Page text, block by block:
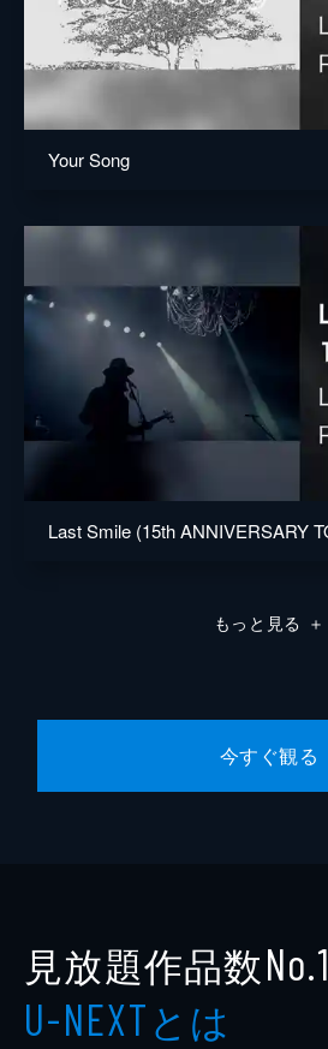
Your Song
もっと見る ＋
今すぐ観る
見放題作品数No.1
U-NEXTとは